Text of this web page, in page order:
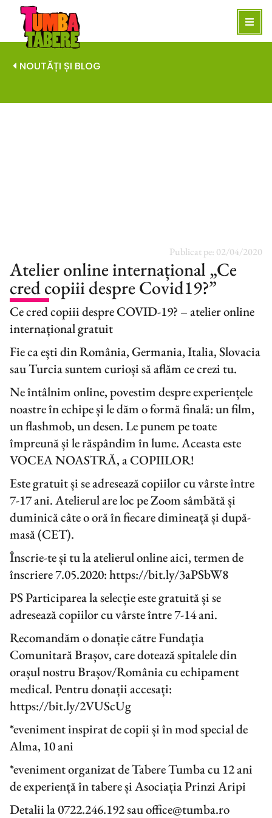
NOUTĂȚI ȘI BLOG
Publicat pe: 02/04/2020
Atelier online internațional „Ce
cred copiii despre Covid19?”
Ce cred copiii despre COVID-19? – atelier online
internațional gratuit
Fie ca ești din România, Germania, Italia, Slovacia
sau Turcia suntem curioși să aflăm ce crezi tu.
Ne întâlnim online, povestim despre experiențele
noastre în echipe și le dăm o formă finală: un film,
un flashmob, un desen. Le punem pe toate
împreună și le răspândim în lume. Aceasta este
VOCEA NOASTRĂ, a COPIILOR!
Este gratuit și se adresează copiilor cu vârste între
7-17 ani. Atelierul are loc pe Zoom sâmbătă și
duminică câte o oră în fiecare dimineață și după-
masă (CET).
Înscrie-te și tu la atelierul online aici, termen de
înscriere 7.05.2020: https://bit.ly/3aPSbW8
PS Participarea la selecție este gratuită și se
adresează copiilor cu vârste între 7-14 ani.
Recomandăm o donație către Fundația
Comunitară Brașov, care dotează spitalele din
orașul nostru Brașov/România cu echipament
medical. Pentru donații accesați:
https://bit.ly/2VUScUg
*eveniment inspirat de copii și în mod special de
Alma, 10 ani
*eveniment organizat de Tabere Tumba cu 12 ani
de experiență în tabere și Asociația Prinzi Aripi
Detalii la 0722.246.192 sau office@tumba.ro